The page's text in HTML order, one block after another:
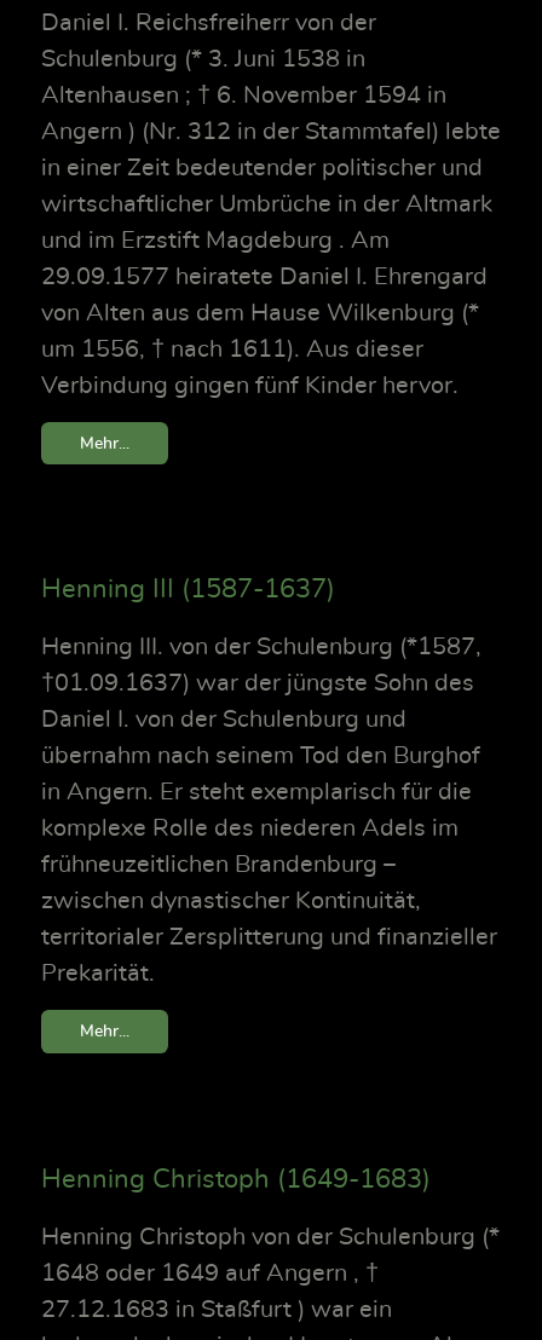
Daniel I. Reichsfreiherr von der
Schulenburg (* 3. Juni 1538 in
Altenhausen ; † 6. November 1594 in
Angern ) (Nr. 312 in der Stammtafel) lebte
in einer Zeit bedeutender politischer und
wirtschaftlicher Umbrüche in der Altmark
und im Erzstift Magdeburg . Am
29.09.1577 heiratete Daniel I. Ehrengard
von Alten aus dem Hause Wilkenburg (*
um 1556, † nach 1611). Aus dieser
Verbindung gingen fünf Kinder hervor.
Mehr...
Henning III (1587-1637)
Henning III. von der Schulenburg (*1587,
†01.09.1637) war der jüngste Sohn des
Daniel I. von der Schulenburg und
übernahm nach seinem Tod den Burghof
in Angern. Er steht exemplarisch für die
komplexe Rolle des niederen Adels im
frühneuzeitlichen Brandenburg –
zwischen dynastischer Kontinuität,
territorialer Zersplitterung und finanzieller
Prekarität.
Mehr...
Henning Christoph (1649-1683)
Henning Christoph von der Schulenburg (*
1648 oder 1649 auf Angern , †
27.12.1683 in Staßfurt ) war ein